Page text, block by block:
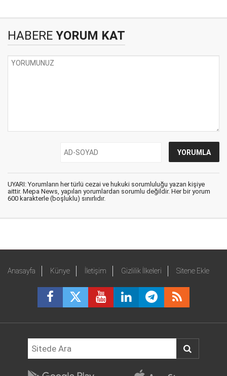
HABERE YORUM KAT
UYARI: Yorumların her türlü cezai ve hukuki sorumluluğu yazan kişiye
aittir. Mepa News, yapılan yorumlardan sorumlu değildir. Her bir yorum
600 karakterle (boşluklu) sınırlıdır.
Anasayfa Künye İletişim Gizlilik İlkeleri Sitene Ekle